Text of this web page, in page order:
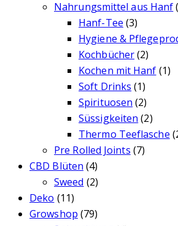
Nahrungsmittel aus Hanf
Hanf-Tee (3)
Hygiene &
Kochbücher(2)
Kochen mit Hanf (1)
Soft Drinks (1)
Spirituosen (2)
Süssigkeiten (2)
Thermo Teeflasche
Pre Rolled Joints (7)
CBD Blüten (4)
Sweed (2)
Deko (11)
Growshop (79)